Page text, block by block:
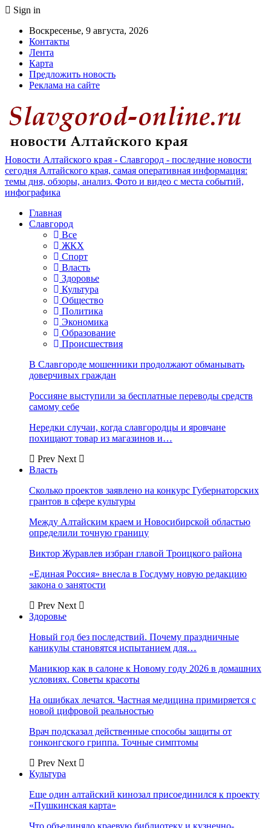
Sign in
Воскресенье, 9 августа, 2026
Контакты
Лента
Карта
Предложить новость
Реклама на сайте
Новости Алтайского края - Славгород - последние новости
сегодня Алтайского края, самая оперативная информация:
темы дня, обзоры, анализ. Фото и видео с места событий,
инфографика
Главная
Славгород
Все
ЖКХ
Спорт
Власть
Здоровье
Культура
Общество
Политика
Экономика
Образование
Происшествия
В Славгороде мошенники продолжают обманывать
доверчивых граждан
Россияне выступили за бесплатные переводы средств
самому себе
Нередки случаи, когда славгородцы и яровчане
похищают товар из магазинов и…
Prev Next
Власть
Сколько проектов заявлено на конкурс Губернаторских
грантов в сфере культуры
Между Алтайским краем и Новосибирской областью
определили точную границу
Виктор Журавлев избран главой Троицкого района
«Единая Россия» внесла в Госдуму новую редакцию
закона о занятости
Prev Next
Здоровье
Новый год без последствий. Почему праздничные
каникулы становятся испытанием для…
Маникюр как в салоне к Новому году 2026 в домашних
условиях. Советы красоты
На ошибках лечатся. Частная медицина примиряется с
новой цифровой реальностью
Врач подсказал действенные способы защиты от
гонконгского гриппа. Точные симптомы
Prev Next
Культура
Еще один алтайский кинозал присоединился к проекту
«Пушкинская карта»
Что объединяло краевую библиотеку и кузнечно-